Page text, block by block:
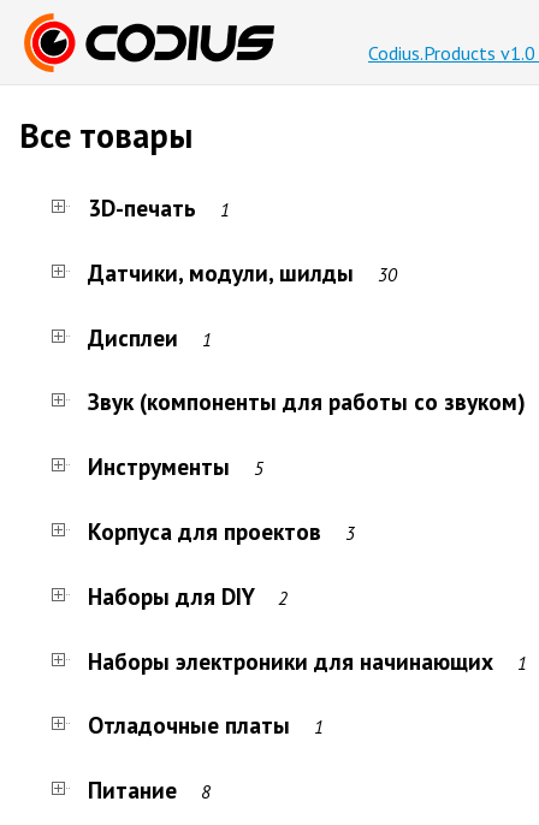
Codius.Products v1.0
Все товары
3D-печать 1
Датчики, модули, шилды 30
Дисплеи 1
Звук (компоненты для работы со звуком)
Инструменты 5
Корпуса для проектов 3
Наборы для DIY 2
Наборы электроники для начинающих 1
Отладочные платы 1
Питание 8